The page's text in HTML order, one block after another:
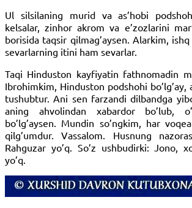
Ul silsilaning murid va as’hobi
kelsalar, zinhor akrom va e’zozlarini
borisida taqsir qilmag’aysen. Alarkim,
sevarlarning itini ham sevarlar.
Taqi Hinduston kayfiyatin fathnomadin
Ibrohimkim, Hinduston podshohi bo’lg’ay,
tushubtur. Ani sen farzandi dilbandga
aning ahvolindan xabardor bo’lub,
bo’lg’aysen. Mundin so’ngkim, har
qilg’umdur. Vassalom. Husnung
Rahguzar yo’q. So’z ushbudirki: Jono,
yo’q.